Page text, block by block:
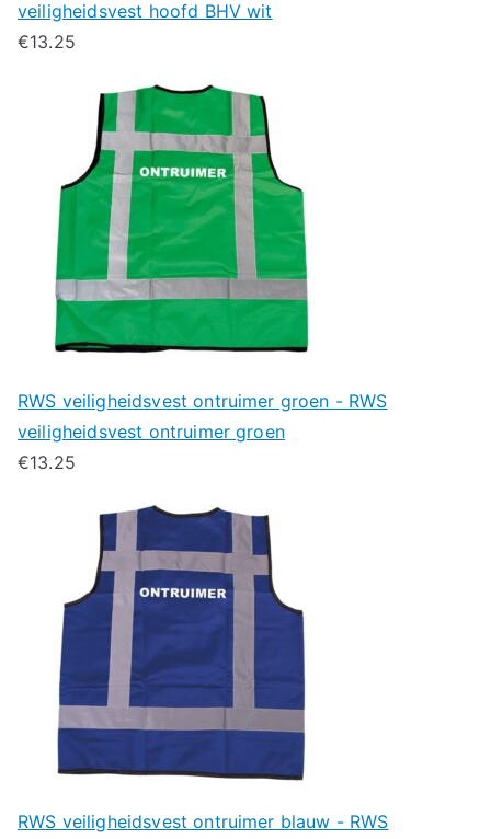
veiligheidsvest hoofd BHV wit
€13.25
RWS veiligheidsvest ontruimer groen - RWS
veiligheidsvest ontruimer groen
€13.25
RWS veiligheidsvest ontruimer blauw - RWS